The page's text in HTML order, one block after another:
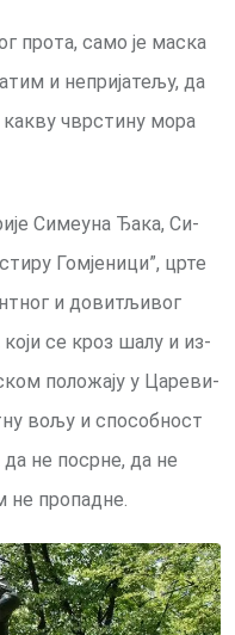
про­та, са­мо је ма­ска
и не­при­ја­те­љу, да
чвр­сти­ну мо­ра
Си­ме­у­на Ђа­ка, Си­
Го­мје­ни­ци”, црте
и до­ви­тљи­вог
се кроз ша­лу и из­
по­ло­жа­ју у Ца­ре­ви­
во­љу и спо­соб­ност
не по­срне, да не
не про­пад­не.